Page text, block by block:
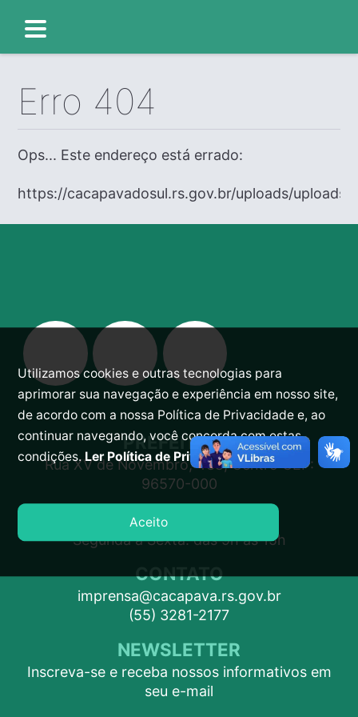
Erro 404
Ops... Este endereço está errado:
https://cacapavadosul.rs.gov.br/uploads/uploads/
PREFEITURA
Rua XV de Novembro, 438, Centro CEP:
96570-000
ATENDIMENTO
Segunda a Sexta: das 9h às 15h
CONTATO
imprensa@cacapava.rs.gov.br
(55) 3281-2177
NEWSLETTER
Inscreva-se e receba nossos informativos em
seu e-mail
Utilizamos cookies e outras tecnologias para
aprimorar sua navegação e experiência em nosso site,
de acordo com a nossa Política de Privacidade e, ao
continuar navegando, você concorda com estas
condições.Ler Política de Privacidade.
Aceito